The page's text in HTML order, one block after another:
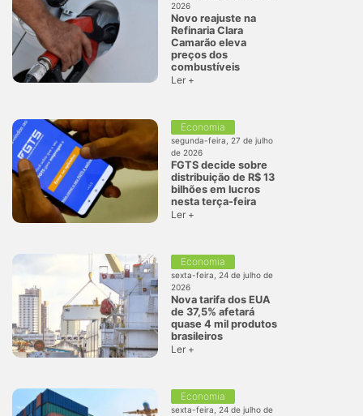
2026
Novo reajuste na
Refinaria Clara
Camarão eleva
preços dos
combustíveis
Ler +
Economia
segunda-feira, 27 de julho
de 2026
FGTS decide sobre
distribuição de R$ 13
bilhões em lucros
nesta terça-feira
Ler +
Economia
sexta-feira, 24 de julho de
2026
Nova tarifa dos EUA
de 37,5% afetará
quase 4 mil produtos
brasileiros
Ler +
Economia
sexta-feira, 24 de julho de